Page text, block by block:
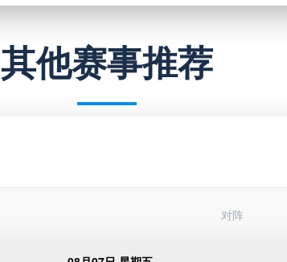
其他赛事推荐
对阵